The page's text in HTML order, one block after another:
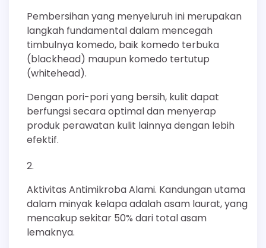
Pembersihan yang menyeluruh ini merupakan
langkah fundamental dalam mencegah
timbulnya komedo, baik komedo terbuka
(blackhead) maupun komedo tertutup
(whitehead).
Dengan pori-pori yang bersih, kulit dapat
berfungsi secara optimal dan menyerap
produk perawatan kulit lainnya dengan lebih
efektif.
Aktivitas Antimikroba Alami. Kandungan utama
dalam minyak kelapa adalah asam laurat, yang
mencakup sekitar 50% dari total asam
lemaknya.